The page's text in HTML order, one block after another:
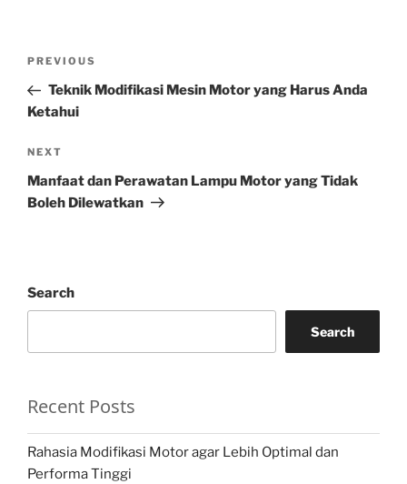
Previous
Post
PREVIOUS
Teknik Modifikasi Mesin Motor yang Harus Anda
Ketahui
Next
Post
NEXT
Manfaat dan Perawatan Lampu Motor yang Tidak
Boleh Dilewatkan
Search
Search
Recent Posts
Rahasia Modifikasi Motor agar Lebih Optimal dan
Performa Tinggi